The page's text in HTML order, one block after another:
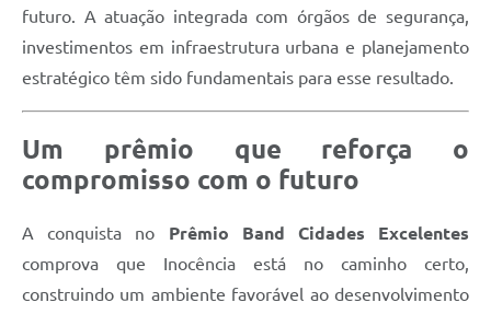
futuro. A atuação integrada com órgãos de segurança,
investimentos em infraestrutura urbana e planejamento
estratégico têm sido fundamentais para esse resultado.
Um prêmio que reforça o
compromisso com o futuro
A conquista no Prêmio Band Cidades Excelentes
comprova que Inocência está no caminho certo,
construindo um ambiente favorável ao desenvolvimento